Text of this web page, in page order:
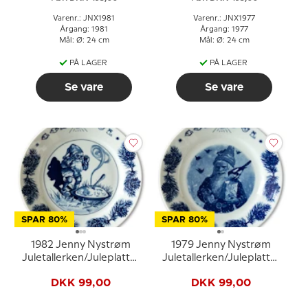
Varenr.: JNX1981
Årgang: 1981
Mål: Ø: 24 cm
PÅ LAGER
Se vare
Varenr.: JNX1977
Årgang: 1977
Mål: Ø: 24 cm
PÅ LAGER
Se vare
SPAR 80%
1982 Jenny Nystrøm
Juletallerken/Juleplatte,
DKK 99,00
SPAR 80%
1979 Jenny Nystrøm
Juletallerken/Juleplatte,
DKK 99,00